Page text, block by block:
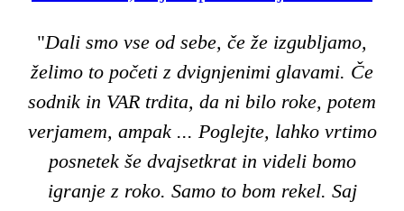
"Dali smo vse od sebe, če že izgubljamo,
želimo to početi z dvignjenimi glavami. Če
sodnik in VAR trdita, da ni bilo roke, potem
verjamem, ampak ... Poglejte, lahko vrtimo
posnetek še dvajsetkrat in videli bomo
igranje z roko. Samo to bom rekel. Saj